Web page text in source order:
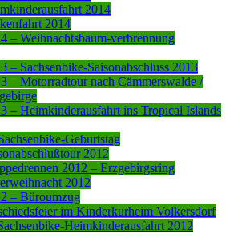
2014
2014
– Weihnachtsbaum-verbrennung
– Sachsenbike-Saisonabschluss 2013
– Motorradtour nach Cämmerswalde /
– Heimkinderausfahrt ins Tropical Islands
Geburtstag
2012
2012 – Erzgebirgsring
2012
– Büroumzug
im Kinderkurheim Volkersdorf
Heimkinderausfahrt 2012